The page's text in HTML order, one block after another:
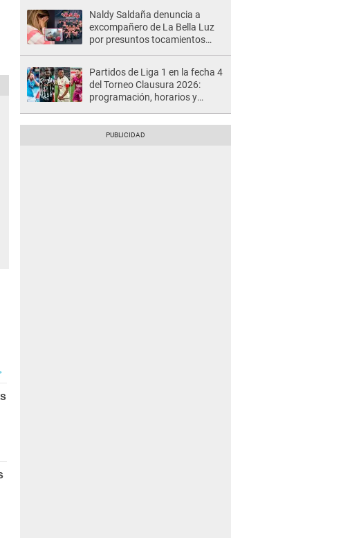
Naldy Saldaña denuncia a
excompañero de La Bella Luz
por presuntos tocamientos
Partidos de Liga 1 en la fecha 4
del Torneo Clausura 2026:
programación, horarios y